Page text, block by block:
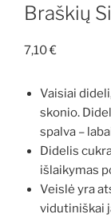
Braškių
7,10€
Vaisiai
skonio.
spalva –
Didelis
išlaikymas
Veislė yra
vidutiniškai